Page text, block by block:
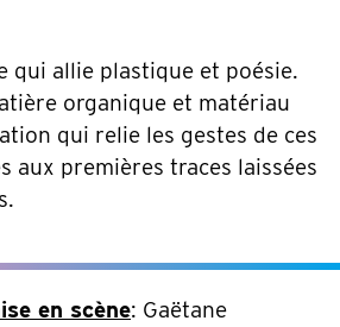
en scène: Gaëtane
qui allie plastique et poésie.
organique et matériau
qui relie les gestes de ces
aux premières traces laissées